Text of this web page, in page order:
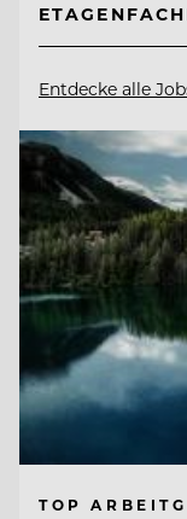
Entdecke alle
TOP